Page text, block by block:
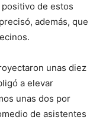
de estos
además, que
unas diez
a elevar
unas dos por
de asistentes